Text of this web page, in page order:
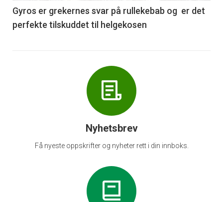
6
Gyros er grekernes svar på rullekebab og er det
perfekte tilskuddet til helgekosen
Nyhetsbrev
Få nyeste oppskrifter og nyheter rett i din innboks.